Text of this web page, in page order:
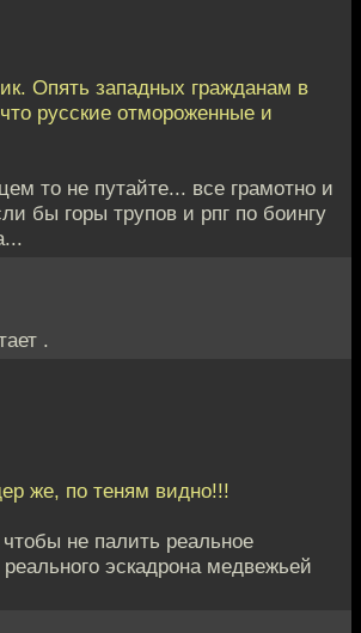
Опять западных гражданам в
русские отмороженные и
то не путайте... все грамотно и
бы горы трупов и рпг по боингу
.
же, по теням видно!!!
не палить реальное
эскадрона медвежьей